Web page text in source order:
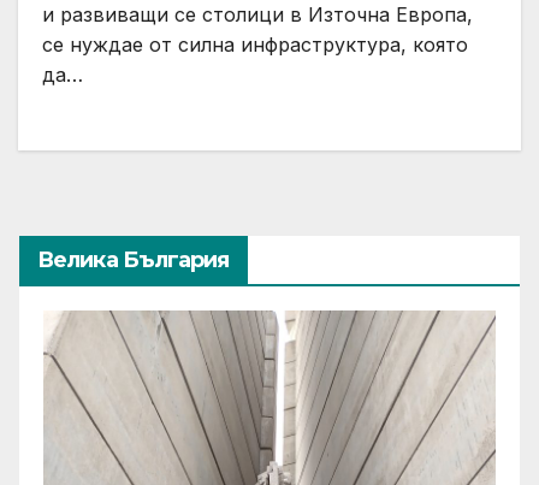
и развиващи се столици в Източна Европа,
се нуждае от силна инфраструктура, която
да…
Велика България